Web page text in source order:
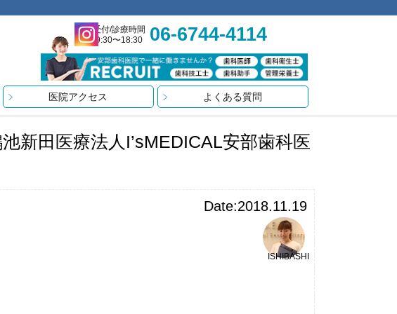
受付/診療時間
9:30〜18:30
06-6744-4114
医院アクセス よくある質問
新田医療法人I’sMEDICAL安部歯科医
Date:2018.11.19
ISHIBASHI